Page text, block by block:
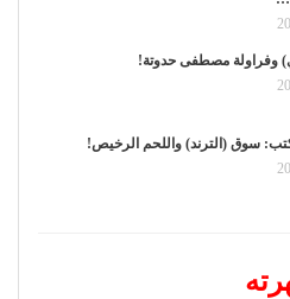
وفراولة مصطفى حدوتة!
سوق (الترند) واللحم الرخيص!